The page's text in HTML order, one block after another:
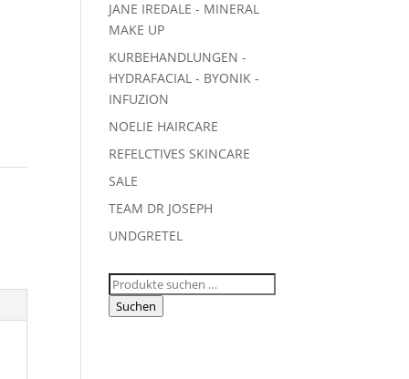
JANE IREDALE - MINERAL
MAKE UP
KURBEHANDLUNGEN -
HYDRAFACIAL - BYONIK -
INFUZION
NOELIE HAIRCARE
REFELCTIVES SKINCARE
SALE
TEAM DR JOSEPH
UNDGRETEL
Suchen
nach:
Suchen